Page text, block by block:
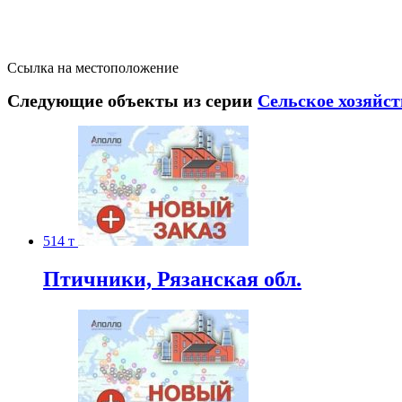
Ссылка на местоположение
Следующие объекты из серии Сельское
514 т
Птичники, Рязанская обл.